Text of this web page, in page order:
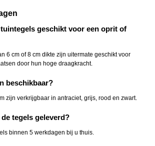
geschikt voor een oprit of
6 cm of 8 cm dikte zijn uitermate geschikt voor
door hun hoge draagkracht.
beschikbaar?
zijn verkrijgbaar in antraciet, grijs, rood en zwart.
tegels geleverd?
binnen 5 werkdagen bij u thuis.